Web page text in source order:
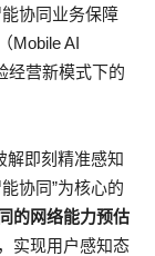
协同业务保障
Mobile AI
经营新模式下的
解即刻精准感知
协同”为核心的
的网络能力预估
实现用户感知态